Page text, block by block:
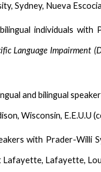
Sydney, Nueva
individuals with
Language Impairment
and bilingual
Wisconsin, E.E.U.U
with Prader-Willi
Lafayette,